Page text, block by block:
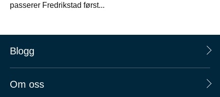
passerer Fredrikstad først...
Blogg
Om oss